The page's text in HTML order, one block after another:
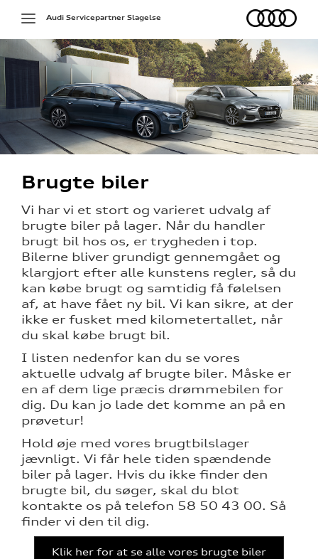
Toggle
navigation
Audi
Audi Servicepartner Slagelse
Brugte biler
Vi har vi et stort og varieret udvalg af
brugte biler på lager. Når du handler
brugt bil hos os, er trygheden i top.
Bilerne bliver grundigt gennemgået og
klargjort efter alle kunstens regler, så du
kan købe brugt og samtidig få følelsen
af, at have fået ny bil. Vi kan sikre, at der
ikke er fusket med kilometertallet, når
du skal købe brugt bil.
I listen nedenfor kan du se vores
aktuelle udvalg af brugte biler. Måske er
en af dem lige præcis drømmebilen for
dig. Du kan jo lade det komme an på en
prøvetur!
Hold øje med vores brugtbilslager
jævnligt. Vi får hele tiden spændende
biler på lager. Hvis du ikke finder den
brugte bil, du søger, skal du blot
kontakte os på telefon 58 50 43 00. Så
finder vi den til dig.
Klik her for at se alle vores brugte biler